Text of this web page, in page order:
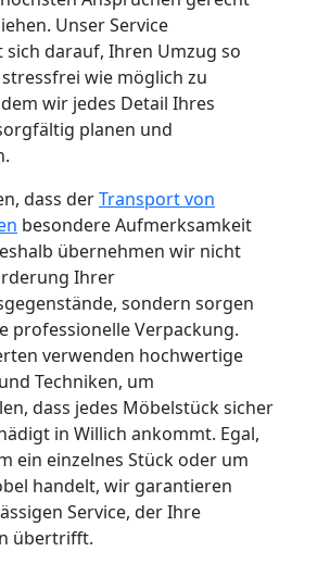
Unser Service
darauf, Ihren Umzug so
wie möglich zu
wir jedes Detail Ihres
planen und
dass derTransport von
besondere Aufmerksamkeit
übernehmen wir nicht
Ihrer
sondern sorgen
professionelle Verpackung.
verwenden hochwertige
Techniken, um
dass jedes Möbelstück sicher
in Willich ankommt. Egal,
ein einzelnes Stück oder um
handelt, wir garantieren
Service, der Ihre
übertrifft.